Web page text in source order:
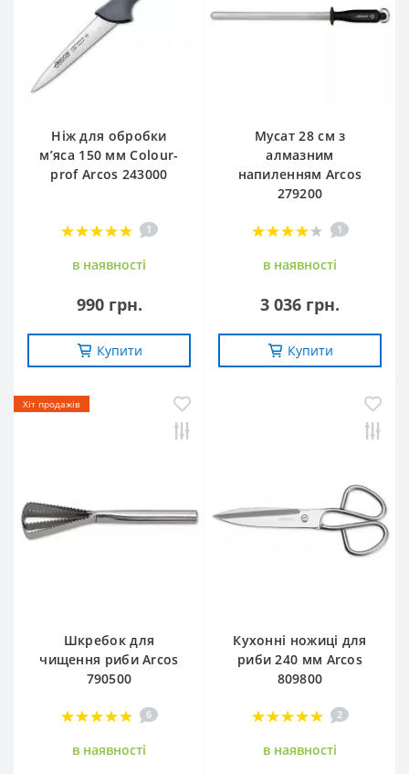
Ніж для обробки
м’яса 150 мм Сolour-
prof Arcos 243000
1
в наявностi
990 грн.
Купити
Мусат 28 см з
алмазним
напиленням Arcos
279200
1
в наявностi
3 036 грн.
Купити
Хіт продажів
Шкребок для
чищення риби Arcos
790500
6
в наявностi
Кухонні ножиці для
риби 240 мм Arcos
809800
2
в наявностi